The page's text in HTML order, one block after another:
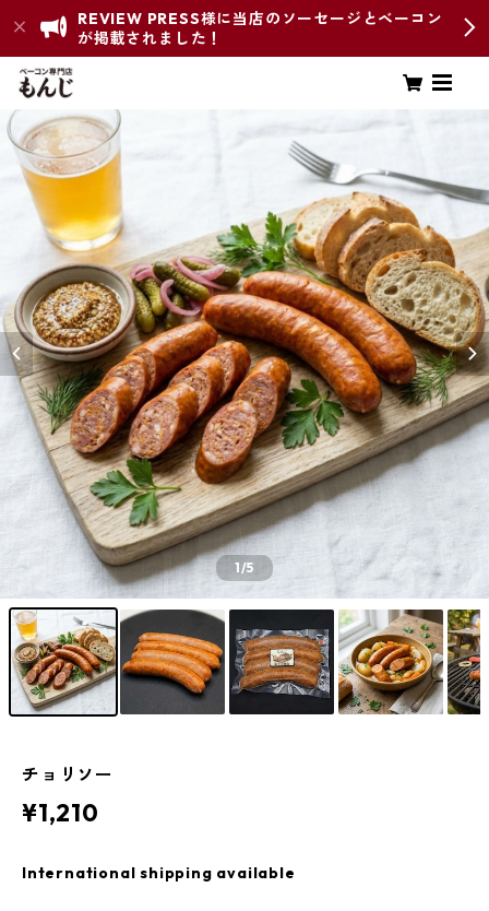
REVIEW PRESS様に当店のソーセージとベーコン
が掲載されました！
1/5
チョリソー
¥1,210
International shipping available